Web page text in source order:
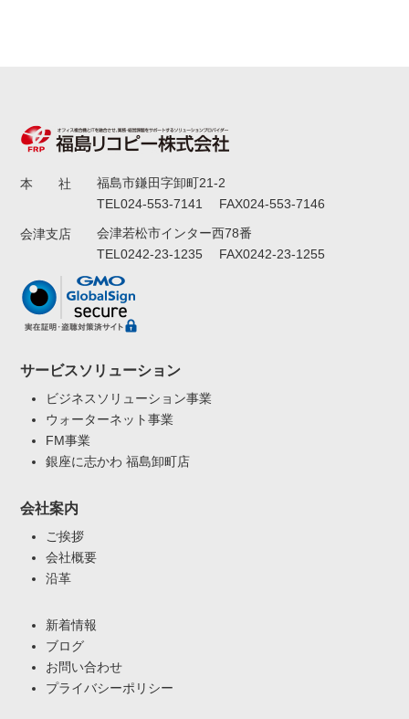
本 社
福島市鎌田字卸町21-2
TEL024-553-7141 FAX024-553-7146
会津支店
会津若松市インター西78番
TEL0242-23-1235 FAX0242-23-1255
サービスソリューション
ビジネスソリューション事業
ウォーターネット事業
FM事業
銀座に志かわ 福島卸町店
会社案内
ご挨拶
会社概要
沿革
新着情報
ブログ
お問い合わせ
プライバシーポリシー